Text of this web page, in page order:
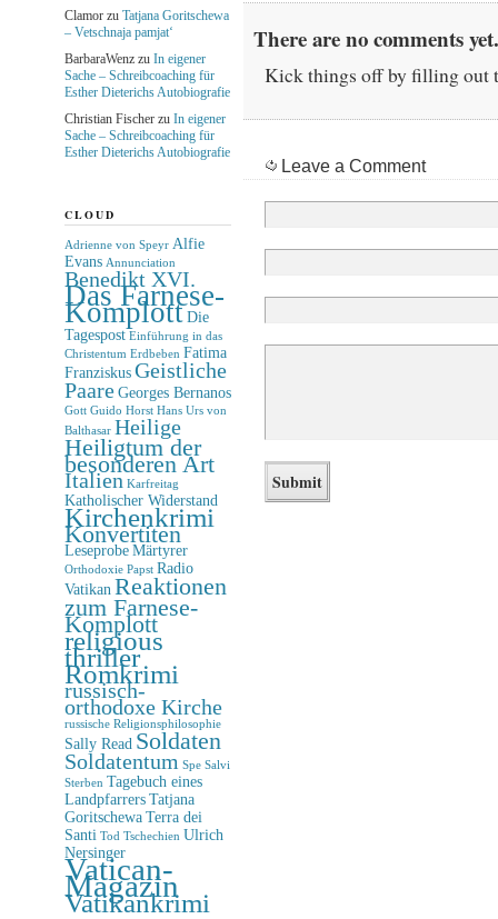
There are no comments
Kick things off by filling out
Leave a Comment
Clamorzu Tatjana Goritschewa
– Vetschnaja pamjat‘
BarbaraWenzzu In eigener
Sache – Schreibcoaching für
Esther Dieterichs Autobiografie
Christian Fischerzu In eigener
Sache – Schreibcoaching für
Esther Dieterichs Autobiografie
CLOUD
Adrienne von Speyr Alfie
Evans Annunciation
Benedikt XVI.
Das Farnese-
Komplott Die
Tagespost Einführung in das
Christentum Erdbeben Fatima
Franziskus Geistliche
Paare Georges Bernanos
Gott Guido Horst Hans Urs von
Balthasar Heilige
Heiligtum der
besonderen Art
Italien Karfreitag
Katholischer Widerstand
Kirchenkrimi
Konvertiten
Leseprobe Märtyrer
Orthodoxie Papst Radio
Vatikan Reaktionen
zum Farnese-
Komplott
religious
thriller
Romkrimi
russisch-
orthodoxe Kirche
russische Religionsphilosophie
Sally Read Soldaten
Soldatentum Spe Salvi
Sterben Tagebuch eines
Landpfarrers Tatjana
Goritschewa Terra dei
Santi Tod Tschechien Ulrich
Nersinger
Vatican-
Magazin
Vatikankrimi